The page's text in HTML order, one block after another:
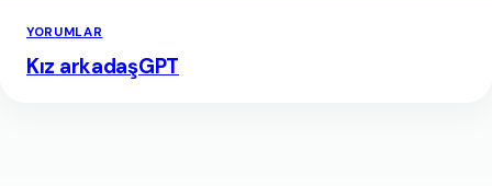
YORUMLAR
Kız arkadaşGPT